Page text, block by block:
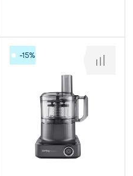
-15%